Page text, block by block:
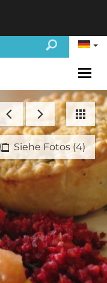
Siehe Fotos (4)